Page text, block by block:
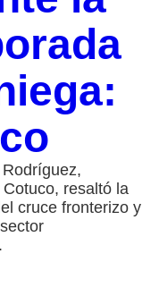
resaltó la
cruce fronterizo y